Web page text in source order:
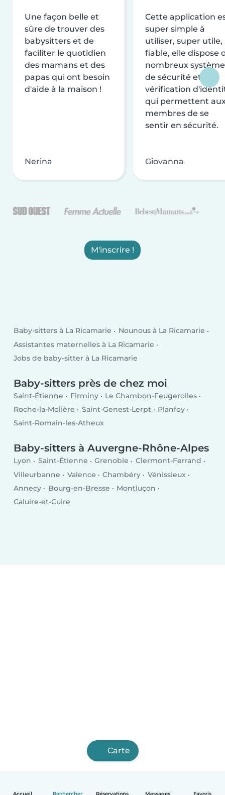
Accueil Rechercher Réservations Messages Favoris
Une façon belle et
sûre de trouver des
babysitters et de
faciliter le quotidien
des mamans et des
papas qui ont besoin
d'aide à la maison !
Nerina
Cette application
super simple à
utiliser, super utile,
fiable, elle dispose
nombreux
de sécurité et de
vérification
qui permettent
membres de se
sentir en sécurité.
Giovanna
M'inscrire !
Baby-sitters à La Ricamarie
Nounous à La Ricamarie
Assistantes maternelles à La Ricamarie
Jobs de baby-sitter à La Ricamarie
Baby-sitters près de chez moi
Saint-Étienne Firminy
Le Chambon-Feugerolles
Roche-la-Molière
Saint-Genest-Lerpt
Planfoy
Saint-Romain-les-Atheux
Baby-sitters à Auvergne-Rhône-Alpes
Lyon Saint-Étienne Grenoble
Clermont-Ferrand
Villeurbanne
Valence Chambéry
Vénissieux
Annecy
Bourg-en-Bresse
Montluçon
Caluire-et-Cuire
Carte